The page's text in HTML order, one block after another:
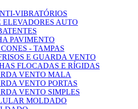
VIBRATÓRIOS
ELEVADORES AUTO
PAVIMENTO
- TAMPAS
E GUARDA VENTO
FLOCADAS E RÍGIDAS
VENTO MALA
VENTO PORTAS
VENTO SIMPLES
MOLDADO